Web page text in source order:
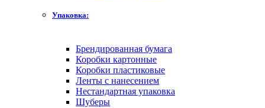
Упаковка:
Брендированная бумага
Коробки картонные
Коробки пластиковые
Ленты с нанесением
Нестандартная упаковка
Шуберы